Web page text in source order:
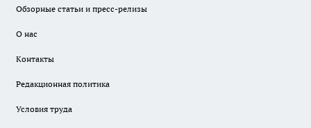
Обзорные статьи и пресс-релизы
О нас
Контакты
Редакционная политика
Условия труда